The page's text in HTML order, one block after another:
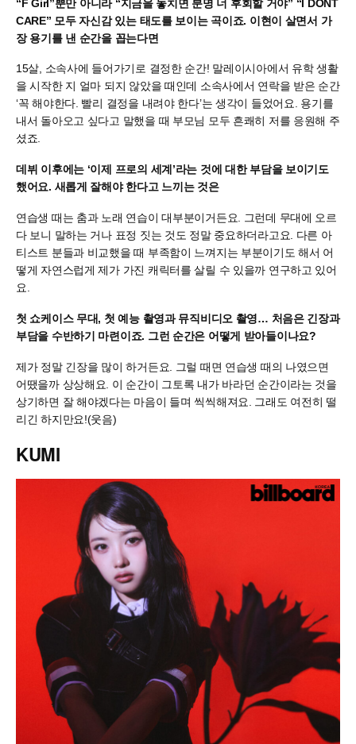
“F Girl”뿐만 아니라 “지금을 놓치면 분명 너 후회할 거야” “I DONT
CARE” 모두 자신감 있는 태도를 보이는 곡이죠. 이현이 살면서 가
장 용기를 낸 순간을 꼽는다면
15살, 소속사에 들어가기로 결정한 순간! 말레이시아에서 유학 생활
을 시작한 지 얼마 되지 않았을 때인데 소속사에서 연락을 받은 순간
‘꼭 해야한다. 빨리 결정을 내려야 한다’는 생각이 들었어요. 용기를
내서 돌아오고 싶다고 말했을 때 부모님 모두 흔쾌히 저를 응원해 주
셨죠.
데뷔 이후에는 ‘이제 프로의 세계’라는 것에 대한 부담을 보이기도
했어요. 새롭게 잘해야 한다고 느끼는 것은
연습생 때는 춤과 노래 연습이 대부분이거든요. 그런데 무대에 오르
다 보니 말하는 거나 표정 짓는 것도 정말 중요하더라고요. 다른 아
티스트 분들과 비교했을 때 부족함이 느껴지는 부분이기도 해서 어
떻게 자연스럽게 제가 가진 캐릭터를 살릴 수 있을까 연구하고 있어
요.
첫 쇼케이스 무대, 첫 예능 촬영과 뮤직비디오 촬영… 처음은 긴장과
부담을 수반하기 마련이죠. 그런 순간은 어떻게 받아들이나요?
제가 정말 긴장을 많이 하거든요. 그럴 때면 연습생 때의 나였으면
어땠을까 상상해요. 이 순간이 그토록 내가 바라던 순간이라는 것을
상기하면 잘 해야겠다는 마음이 들며 씩씩해져요. 그래도 여전히 떨
리긴 하지만요!(웃음)
KUMI